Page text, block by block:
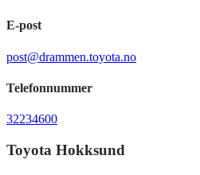
E-post
post@drammen.toyota.no
Telefonnummer
32234600
Toyota Hokksund